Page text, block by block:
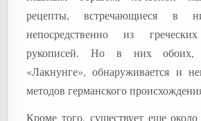
рецепты, встречающиеся в
непосредственно из
рукописей. Но в них
«Лакнунге», обнаруживается и
методов германского
Кроме того, существует еще